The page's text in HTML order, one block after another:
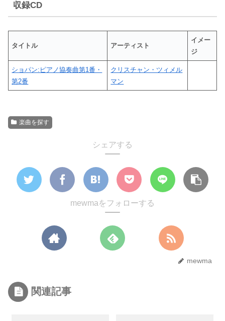
収録CD
タイトル アーティスト
イメー
ジ
ショパン:ピアノ協奏曲第1番・
第2番
クリスチャン・ツィメル
マン
楽曲を探す
シェアする
mewmaをフォローする
mewma
関連記事